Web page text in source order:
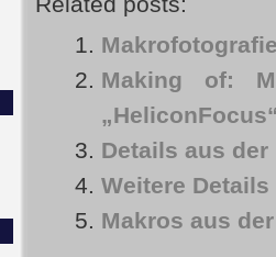
Making of:
Details aus der
Weitere
Makros aus